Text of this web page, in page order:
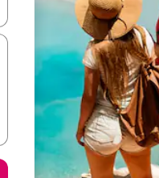
las teclas de flecha hacia